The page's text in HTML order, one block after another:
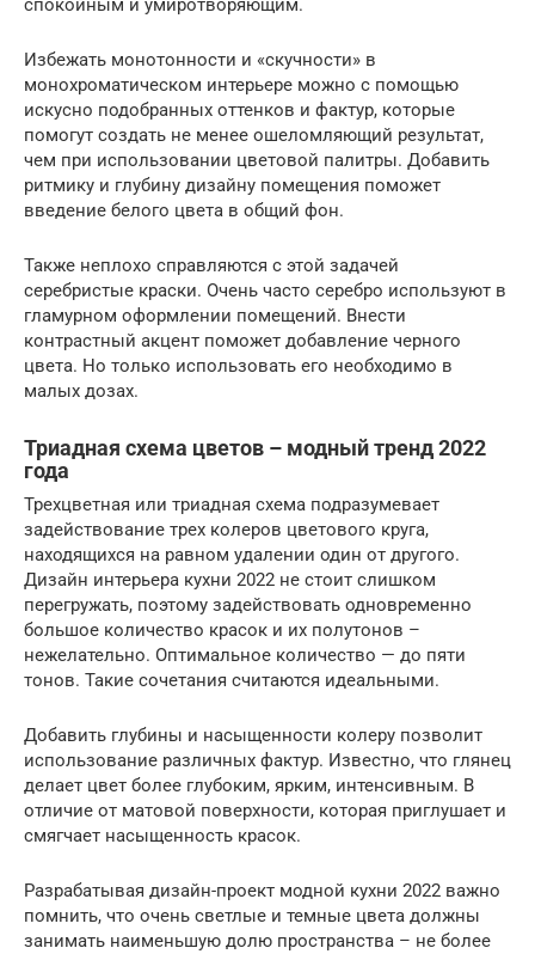
спокойным и умиротворяющим.
Избежать монотонности и «скучности» в
монохроматическом интерьере можно с помощью
искусно подобранных оттенков и фактур, которые
помогут создать не менее ошеломляющий результат,
чем при использовании цветовой палитры. Добавить
ритмику и глубину дизайну помещения поможет
введение белого цвета в общий фон.
Также неплохо справляются с этой задачей
серебристые краски. Очень часто серебро используют в
гламурном оформлении помещений. Внести
контрастный акцент поможет добавление черного
цвета. Но только использовать его необходимо в
малых дозах.
Триадная схема цветов – модный тренд 2022
года
Трехцветная или триадная схема подразумевает
задействование трех колеров цветового круга,
находящихся на равном удалении один от другого.
Дизайн интерьера кухни 2022 не стоит слишком
перегружать, поэтому задействовать одновременно
большое количество красок и их полутонов –
нежелательно. Оптимальное количество — до пяти
тонов. Такие сочетания считаются идеальными.
Добавить глубины и насыщенности колеру позволит
использование различных фактур. Известно, что глянец
делает цвет более глубоким, ярким, интенсивным. В
отличие от матовой поверхности, которая приглушает и
смягчает насыщенность красок.
Разрабатывая дизайн-проект модной кухни 2022 важно
помнить, что очень светлые и темные цвета должны
занимать наименьшую долю пространства – не более